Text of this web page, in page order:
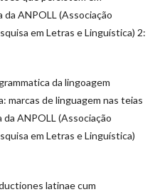
ANPOLL (Associação
em Letras e Linguística) 2:
da lingoagem
marcas de linguagem nas teias
ANPOLL (Associação
em Letras e Linguística)
latinae cum